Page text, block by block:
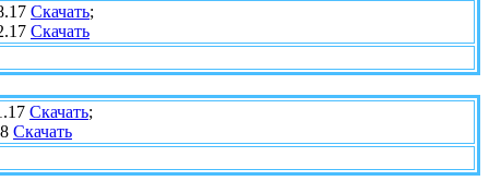
Скачать;
Скачать
Скачать;
Скачать